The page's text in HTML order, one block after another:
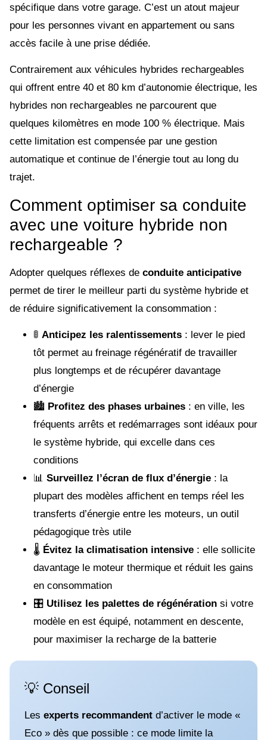
spécifique dans votre garage. C’est un atout majeur
pour les personnes vivant en appartement ou sans
accès facile à une prise dédiée.
Contrairement aux véhicules hybrides rechargeables
qui offrent entre 40 et 80 km d’autonomie électrique, les
hybrides non rechargeables ne parcourent que
quelques kilomètres en mode 100 % électrique. Mais
cette limitation est compensée par une gestion
automatique et continue de l’énergie tout au long du
trajet.
Comment optimiser sa conduite
avec une voiture hybride non
rechargeable ?
Adopter quelques réflexes de conduite anticipative
permet de tirer le meilleur parti du système hybride et
de réduire significativement la consommation :
🚦 Anticipez les ralentissements : lever le pied
tôt permet au freinage régénératif de travailler
plus longtemps et de récupérer davantage
d’énergie
🏙️ Profitez des phases urbaines : en ville, les
fréquents arrêts et redémarrages sont idéaux pour
le système hybride, qui excelle dans ces
conditions
📊 Surveillez l’écran de flux d’énergie : la
plupart des modèles affichent en temps réel les
transferts d’énergie entre les moteurs, un outil
pédagogique très utile
🌡️ Évitez la climatisation intensive : elle sollicite
davantage le moteur thermique et réduit les gains
en consommation
🎛️ Utilisez les palettes de régénération si votre
modèle en est équipé, notamment en descente,
pour maximiser la recharge de la batterie
💡 Conseil
Les experts recommandent d’activer le mode «
Eco » dès que possible : ce mode limite la